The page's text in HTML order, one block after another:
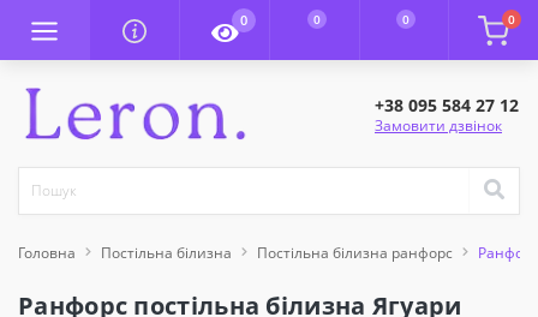
0 0 0 0
+38 095 584 27 12
Замовити дзвінок
Головна Постільна білизна Постільна білизна ранфорс
Ранфорс постільна білизна Ягуари